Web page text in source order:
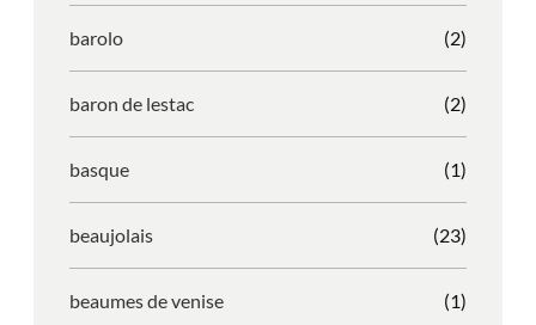
barolo (2)
baron de lestac (2)
basque (1)
beaujolais (23)
beaumes de venise (1)